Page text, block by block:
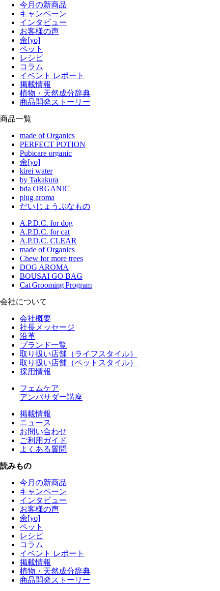
今月の新商品
キャンペーン
インタビュー
お客様の声
余[yo]
ペット
レシピ
コラム
イベント レポート
掲載情報
植物・天然成分辞典
商品開発ストーリー
商品一覧
made of Organics
PERFECT POTION
Pubicare organic
余[yo]
kirei water
by Takakura
bda ORGANIC
plug aroma
だいじょうぶなもの
A.P.D.C. for dog
A.P.D.C. for cat
A.P.D.C. CLEAR
made of Organics
Chew for more trees
DOG AROMA
BOUSAI GO BAG
Cat Grooming Program
会社について
会社概要
社長メッセージ
沿革
ブランド一覧
取り扱い店舗（ライフスタイル）
取り扱い店舗（ペットスタイル）
採用情報
フェムケア
アンバサダー講座
掲載情報
ニュース
お問い合わせ
ご利用ガイド
よくある質問
読みもの
今月の新商品
キャンペーン
インタビュー
お客様の声
余[yo]
ペット
レシピ
コラム
イベント レポート
掲載情報
植物・天然成分辞典
商品開発ストーリー